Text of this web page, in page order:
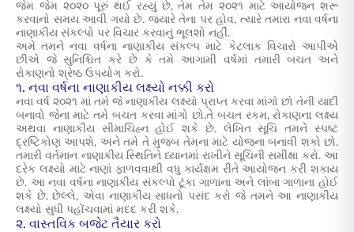
જેમ જેમ ૨૦૨૦ પૂરું થઈ રહ્યું છે, તેમ તેમ ૨૦૨૧ માટે આયોજન શરૂ
કરવાનો સમય આવી ગયો છે. જ્યારે તેના પર હોવ, ત્યારે તમારા નવા વર્ષના
નાણાકીય સંકલ્પો પર વિચાર કરવાનું ભૂલશો નહીં.
અમે તમને નવા વર્ષના નાણાકીય સંકલ્પ માટે કેટલાક વિચારો આપીએ
છીએ જે સુનિશ્ચિત કરે છે કે તમે આગામી વર્ષમાં તમારી બચત અને
રોકાણનો શ્રેષ્ઠ ઉપયોગ કરો.
૧. નવા વર્ષના નાણાકીય લક્ષ્યો નક્કી કરો
નવા વર્ષ ૨૦૨૧ માં તમે જે નાણાકીય લક્ષ્યો પ્રાપ્ત કરવા માંગો છો તેની યાદી
બનાવો જેના માટે તમે બચત કરવા માંગો છો.તે બચત રકમ, રોકાણના લક્ષ્ય
અથવા નાણાકીય સીમાચિહ્ન હોઈ શકે છે. લેખિત સૂચિ તમને સ્પષ્ટ
દ્રષ્ટિકોણ આપશે, અને તમે તે મુજબ તેમના માટે યોજના બનાવી શકો છો.
તમારી વર્તમાન નાણાકીય સ્થિતિને ધ્યાનમાં રાખીને સૂચિની સમીક્ષા કરો. આ
દરેક લક્ષ્યો માટે નાણાં ફાળવવાથી વધુ કાર્યક્ષમ રીતે આયોજન કરી શકાય
છે. આ નવા વર્ષના નાણાકીય સંકલ્પો ટૂંકા ગાળાના અને લાંબા ગાળાના હોઈ
શકે છે. છેલ્લે, એવા નાણાકીય સાધનો પસંદ કરો જે તમને આ નાણાકીય
લક્ષ્યો સુધી પહોંચવામાં મદદ કરી શકે.
૨. વાસ્તવિક બજેટ તૈયાર કરો